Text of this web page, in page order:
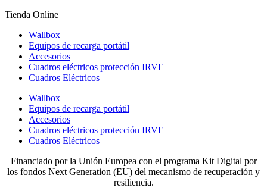
Tienda Online
Wallbox
Equipos de recarga portátil
Accesorios
Cuadros eléctricos protección IRVE
Cuadros Eléctricos
Wallbox
Equipos de recarga portátil
Accesorios
Cuadros eléctricos protección IRVE
Cuadros Eléctricos
Financiado por la Unión Europea con el programa Kit Digital por
los fondos Next Generation (EU) del mecanismo de recuperación y
resiliencia.